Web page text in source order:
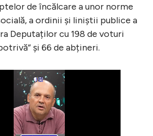
de încălcare a unor norme
a ordinii şi liniştii publice a
Deputaților cu 198 de voturi
și 66 de abțineri.